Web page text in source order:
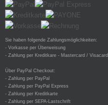
Sie haben folgende Zahlungsmöglichkeiten:
- Vorkasse per Überweisung
- Zahlung per Kreditkare - Mastercard / Visacard
Über PayPal Checkout:
- Zahlung per PayPal
- Zahlung per PayPal Express
- Zahlung per Kreditkarte
- Zahlung per SEPA-Lastschrift